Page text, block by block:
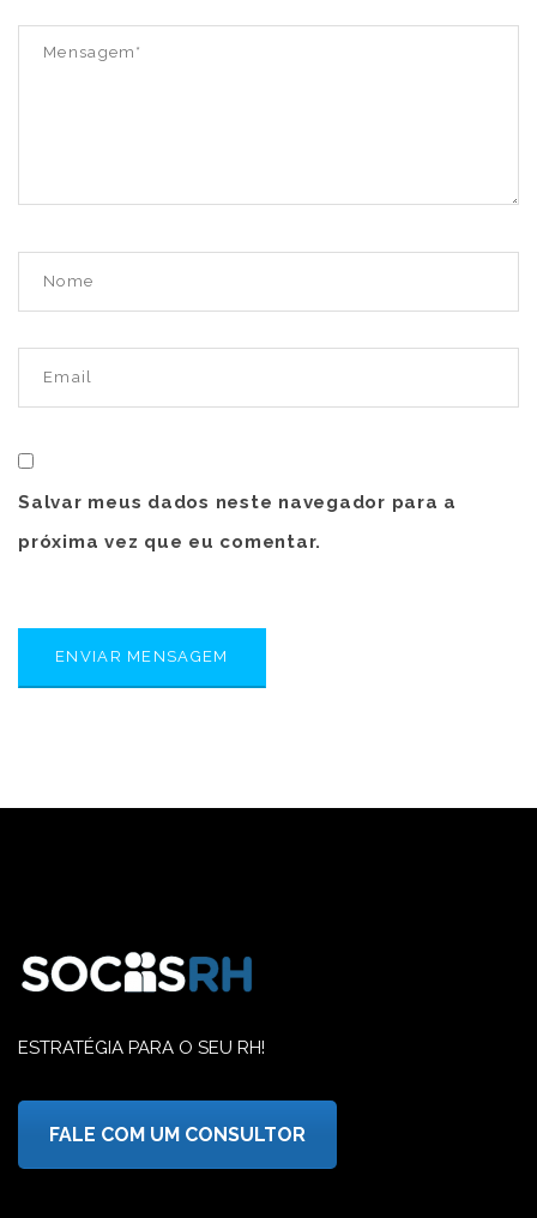
Salvar meus dados neste navegador para a
próxima vez que eu comentar.
ESTRATÉGIA PARA O SEU RH!
FALE COM UM CONSULTOR